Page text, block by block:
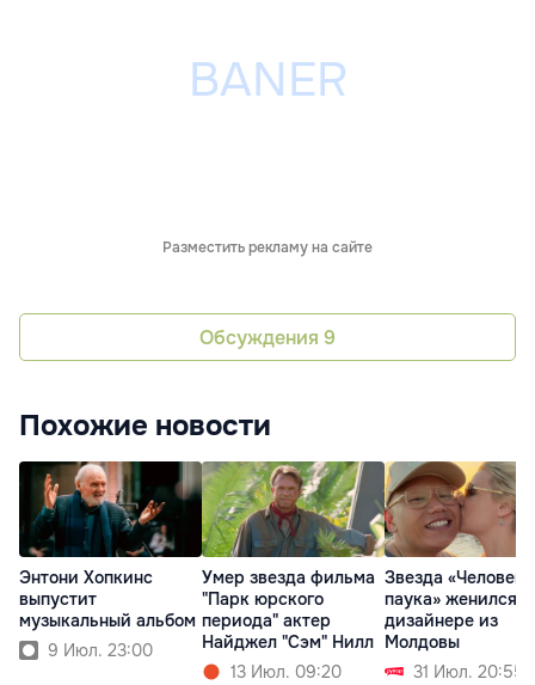
Разместить рекламу на сайте
Обсуждения 9
Похожие новости
Энтони Хопкинс
выпустит
музыкальный альбом
9 Июл. 23:00
Умер звезда фильма
"Парк юрского
периода" актер
Найджел "Сэм" Нилл
13 Июл. 09:20
Звезда
паука» женился
дизайнере из
Молдовы
31 Июл. 20:55